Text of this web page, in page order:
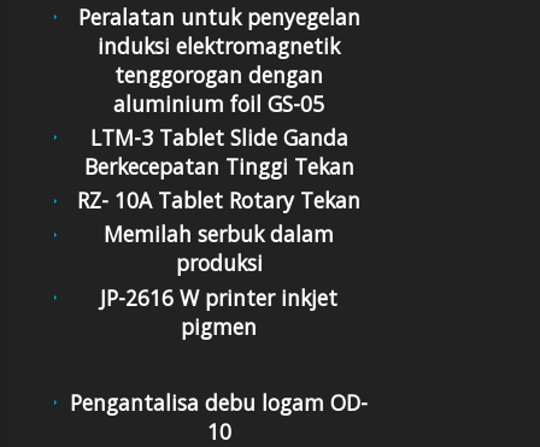
Peralatan untuk penyegelan
induksi elektromagnetik
tenggorogan dengan
aluminium foil GS-05
LTM-3 Tablet Slide Ganda
Berkecepatan Tinggi Tekan
RZ- 10A Tablet Rotary Tekan
Memilah serbuk dalam
produksi
JP-2616 W printer inkjet
pigmen
Pengantalisa debu logam OD-
10